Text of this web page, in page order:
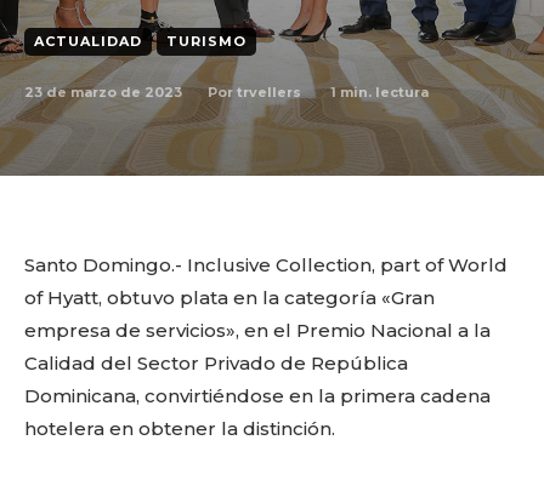
ACTUALIDAD TURISMO
23 de marzo de 2023 Por trvellers 1min. lectura
Santo Domingo.- Inclusive Collection, part of World
of Hyatt, obtuvo plata en la categoría «Gran
empresa de servicios», en el Premio Nacional a la
Calidad del Sector Privado de República
Dominicana, convirtiéndose en la primera cadena
hotelera en obtener la distinción.